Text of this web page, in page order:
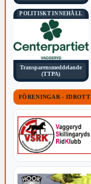
POLITISKT INNEHÅLL
Transparensmeddelande
(TTPA)
FÖRENINGAR - IDROTT